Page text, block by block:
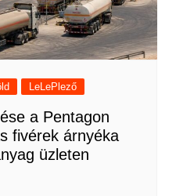
LeLePlező
a Pentagon
fivérek árnyéka
üzleten